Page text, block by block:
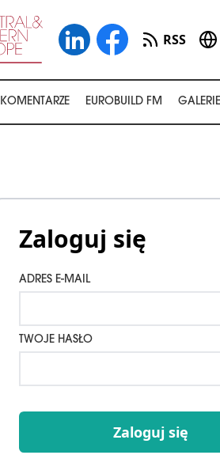
RSS
KOMENTARZE EUROBUILD FM GALERIE
Zaloguj się
ADRES E-MAIL
TWOJE HASŁO
Zaloguj się